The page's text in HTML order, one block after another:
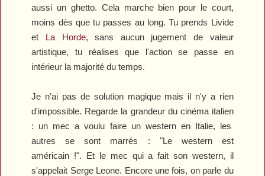
aussi un ghetto. Cela marche bien pour le court,
moins dès que tu passes au long. Tu prends Livide
et La Horde, sans aucun jugement de valeur
artistique, tu réalises que l'action se passe en
intérieur la majorité du temps.
Je n’ai pas de solution magiquemais il n'y a rien
d'impossible. Regarde la grandeur du cinéma italien
: un mec a voulu faire un western en Italie, les
autres se sont marrés : "Le western est
américain !". Et le mec qui a fait son western, il
s'appelait Serge Leone. Encore une fois, on parle du